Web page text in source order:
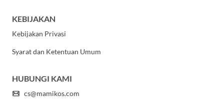
KEBIJAKAN
Kebijakan Privasi
Syarat dan Ketentuan Umum
HUBUNGI KAMI
cs@mamikos.com